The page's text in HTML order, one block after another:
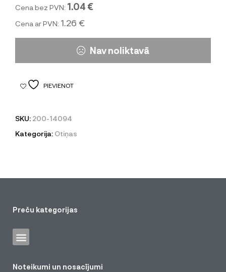
Cena bez PVN: 1.04 €
Cena ar PVN: 1.26 €
Nav noliktavā
PIEVIENOT
SKU: 200-14094
Kategorija: Otiņas
Preču kategorijas
Noteikumi un nosacījumi